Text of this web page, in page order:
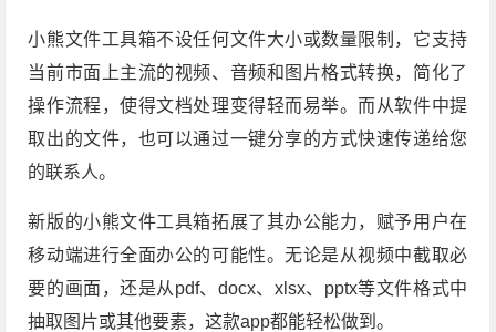
小熊文件工具箱不设任何文件大小或数量限制，它支持
当前市面上主流的视频、音频和图片格式转换，简化了
操作流程，使得文档处理变得轻而易举。而从软件中提
取出的文件，也可以通过一键分享的方式快速传递给您
的联系人。
新版的小熊文件工具箱拓展了其办公能力，赋予用户在
移动端进行全面办公的可能性。无论是从视频中截取必
要的画面，还是从pdf、docx、xlsx、pptx等文件格式中
抽取图片或其他要素，这款app都能轻松做到。